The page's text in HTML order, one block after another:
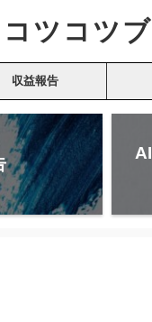
コツコツ
収益報告